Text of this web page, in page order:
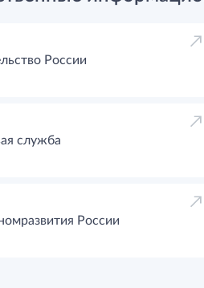
России
служба
России